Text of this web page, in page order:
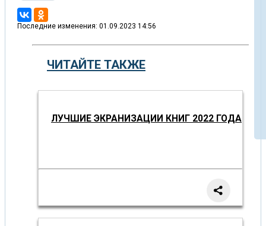
Последние изменения: 01.09.2023 14:56
ЧИТАЙТЕ ТАКЖЕ
ЛУЧШИЕ ЭКРАНИЗАЦИИ КНИГ 2022 ГОДА